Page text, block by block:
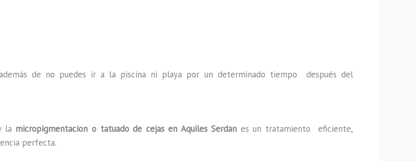
de no puedes ir a la piscina ni playa por un determinado tiempo después del
la micropigmentacion o tatuado de cejas en Aquiles Serdan es un tratamiento eficiente,
perfecta.